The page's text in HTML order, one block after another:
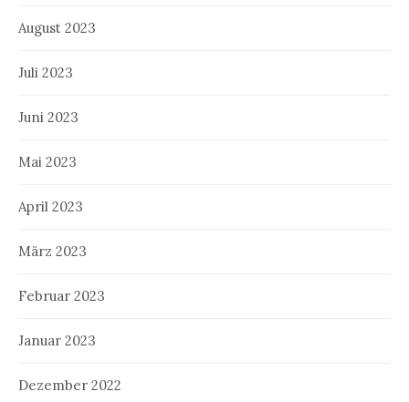
August 2023
Juli 2023
Juni 2023
Mai 2023
April 2023
März 2023
Februar 2023
Januar 2023
Dezember 2022